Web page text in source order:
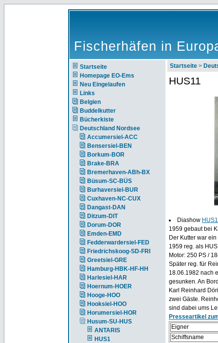
Fischerhäfen in
Startseite
Homepage EO-Ems
Neu Eingelaufen
Links
Belgien
Buddelkutter
Bücherkiste
Deutschland Nordsee
Accumersiel-ACC
Bensersiel-BEN
Borkum-BOR
Brake-BRA
Bremerhaven-ABh-BX
Büsum-SC-BÜS
Burhaversiel-BUR
Cuxhaven-NC-CUX
Dangast-DAN
Ditzum-DIT
Dorum-DOR
Emden-EMD
Fedderwardersiel-FED
Friedrichskoog-SD-FRI
Greetsiel-GRE
Hamburg-HBK-HF-HH
Harlesiel-HAR
Hoernum-HOER
Hooge-HOO
Hooksiel-HOO
Horumersiel-HOR
Husum-SU-HUS
ANTARIS
HUS1
Startseite >
HUS11
Diashow
1959 gebaut bei
Der Kutter war
1959 reg. als
Motor: 250 PS /
Später reg. für
18.06.1982 nach
gesunken. An
Karl Reinhard
zwei Gäste.
sind dabei ums
Presseartikel
Eigner
Schiffsname